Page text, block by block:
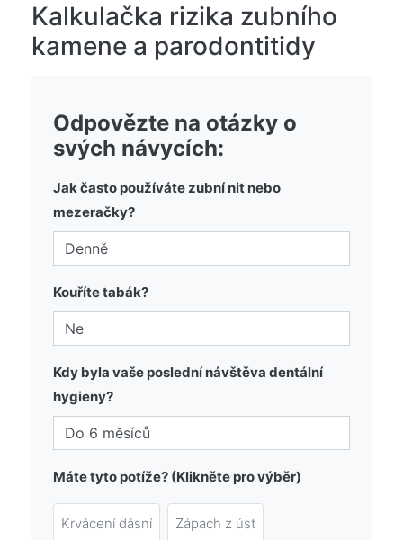
Kalkulačka rizika zubního
kamene a parodontitidy
Odpovězte na otázky o
svých návycích:
Jak často používáte zubní nit nebo
mezeračky?
Kouříte tabák?
Kdy byla vaše poslední návštěva dentální
hygieny?
Máte tyto potíže? (Klikněte pro výběr)
Krvácení dásní Zápach z úst